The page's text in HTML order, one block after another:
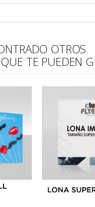
OTROS
TE PUEDEN